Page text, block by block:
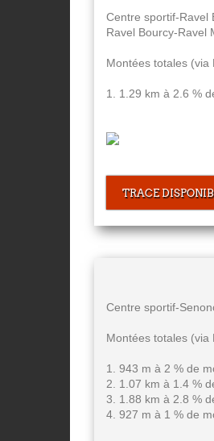
Centre sportif-Ravel
Ravel Bourcy-Ravel
Montées totales (via
1. 1.29 km à 2.6 %
TRACE
Centre sportif-
Montées totales (via
1. 943 m à 2 % de
2. 1.07 km à 1.4 %
3. 1.88 km à 2.8 %
4. 927 m à 1 % de